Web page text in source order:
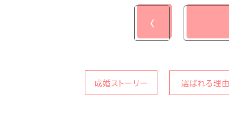
〈
成婚ストーリー 選ばれる理由